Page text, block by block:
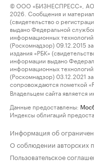
© ООО «БИЗНЕСПРЕСС»,
2026. Сообщения и
(свидетельство о
выдано Федеральной
информационных
(Роскомнадзор) 09.12.2015
издания «РБК»
информации выдано
информационных
(Роскомнадзор) 03.12.2021
сопровождаются пометкой
Владельцем сайта является
Данные предоставлены:
Индексы облигаций
Информация об
О соблюдении авторских
Пользовательское